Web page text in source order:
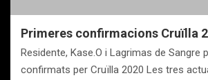
Primeres confirmacions Cruïlla
Residente, Kase.O i Lagrimas de Sangre
confirmats per Cruïlla 2020 Les tres